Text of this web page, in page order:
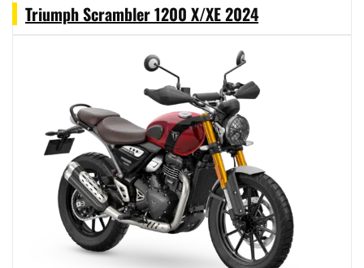
Triumph Scrambler 1200 X/XE 2024